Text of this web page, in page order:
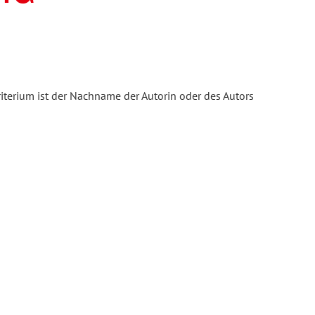
ist der Nachname der Autorin oder des Autors